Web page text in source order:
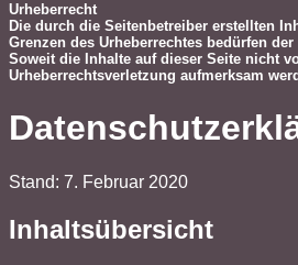
Urheberrecht
Die durch die Seitenbetreiber erstellten
Grenzen des Urheberrechtes bedürfen
Soweit die Inhalte auf dieser Seite nicht
Urheberrechtsverletzung aufmerksam
Stand: 7. Februar 2020
Inhaltsübersicht